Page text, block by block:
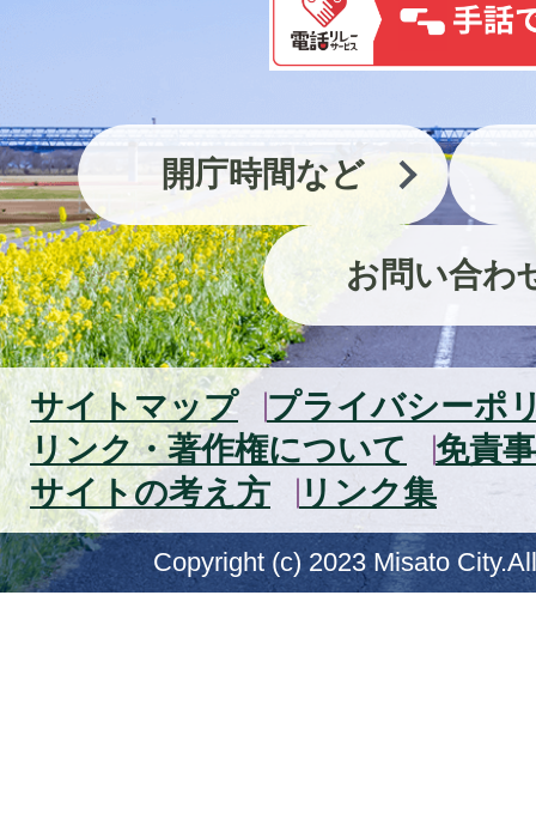
開庁時間など
お問い合わ
サイトマップ
プライバシーポ
リンク・著作権について
免責
サイトの考え方
リンク集
Copyright (c) 2023 Misato